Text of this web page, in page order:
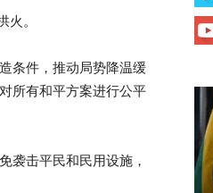
。
条件，推动局势降温缓
所有和平方案进行公平
袭击平民和民用设施，